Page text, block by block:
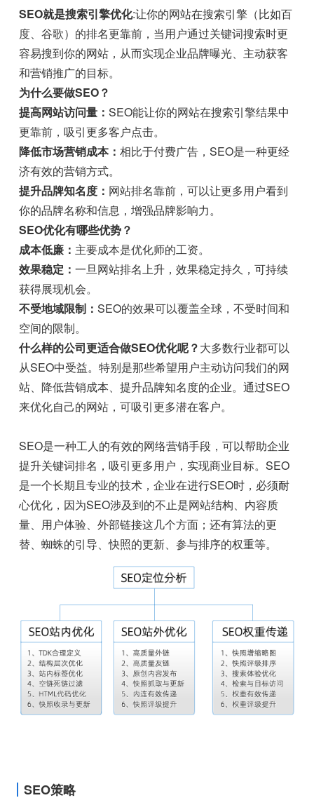
SEO就是搜索引擎优化:让你的网站在搜索引擎（比如百
度、谷歌）的排名更靠前，当用户通过关键词搜索时更
容易搜到你的网站，从而实现企业品牌曝光、主动获客
和营销推广的目标。
为什么要做SEO？
提高网站访问量：SEO能让你的网站在搜索引擎结果中
更靠前，吸引更多客户点击。
降低市场营销成本：相比于付费广告，SEO是一种更经
济有效的营销方式。
提升品牌知名度： 网站排名靠前，可以让更多用户看到
你的品牌名称和信息，增强品牌影响力。
SEO优化有哪些优势？
成本低廉： 主要成本是优化师的工资。
效果稳定：一旦网站排名上升，效果稳定持久，可持续
获得展现机会。
不受地域限制：SEO的效果可以覆盖全球，不受时间和
空间的限制。
什么样的公司更适合做SEO优化呢？大多数行业都可以
从SEO中受益。特别是那些希望用户主动访问我们的网
站、降低营销成本、提升品牌知名度的企业。通过SEO
来优化自己的网站，可吸引更多潜在客户。
SEO是一种工人的有效的网络营销手段，可以帮助企业
提升关键词排名，吸引更多用户，实现商业目标。SEO
是一个长期且专业的技术，企业在进行SEO时，必须耐
心优化，因为SEO涉及到的不止是网站结构、内容质
量、用户体验、外部链接这几个方面；还有算法的更
替、蜘蛛的引导、快照的更新、参与排序的权重等。
SEO策略